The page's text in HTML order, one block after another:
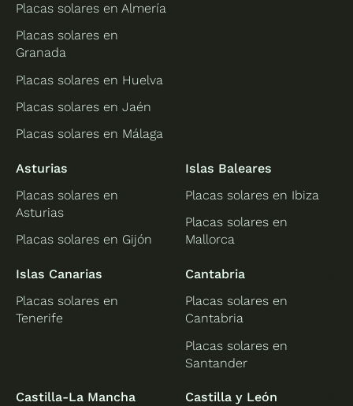
Placas solares en Almería
Placas solares en
Granada
Placas solares en Huelva
Placas solares en Jaén
Placas solares en Málaga
Asturias
Placas solares en
Asturias
Placas solares en Gijón
Islas Baleares
Placas solares en Ibiza
Placas solares en
Mallorca
Islas Canarias
Placas solares en
Tenerife
Cantabria
Placas solares en
Cantabria
Placas solares en
Santander
Castilla-La Mancha
Castilla y León